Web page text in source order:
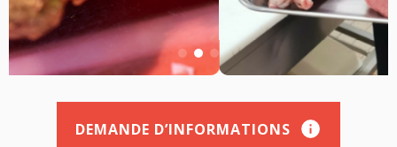
DEMANDE D’INFORMATIONS